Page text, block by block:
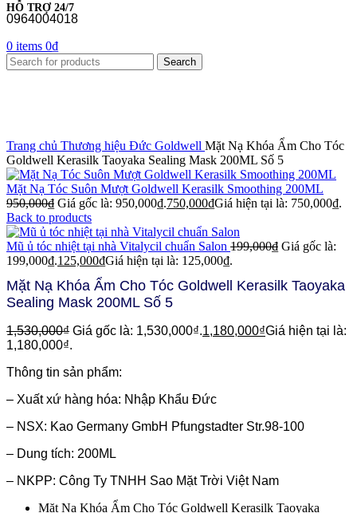
HỖ TRỢ 24/7
0964004018
0 items 0₫
Search
Trang chủ Thương hiệu Đức Goldwell Mặt Nạ Khóa Ẩm Cho Tóc
Goldwell Kerasilk Taoyaka Sealing Mask 200ML Số 5
Mặt Nạ Tóc Suôn Mượt Goldwell Kerasilk Smoothing 200ML
950,000₫ Giá gốc là: 950,000₫.750,000₫Giá hiện tại là: 750,000₫.
Back to products
Mũ ủ tóc nhiệt tại nhà Vitalycil chuẩn Salon 199,000₫ Giá gốc là:
199,000₫.125,000₫Giá hiện tại là: 125,000₫.
Mặt Nạ Khóa Ẩm Cho Tóc Goldwell Kerasilk Taoyaka
Sealing Mask 200ML Số 5
1,530,000₫ Giá gốc là: 1,530,000₫.1,180,000₫Giá hiện tại là:
1,180,000₫.
Thông tin sản phẩm:
– Xuất xứ hàng hóa: Nhập Khẩu Đức
– NSX: Kao Germany GmbH Pfungstadter Str.98-100
– Dung tích: 200ML
– NKPP: Công Ty TNHH Sao Mặt Trời Việt Nam
Mặt Nạ Khóa Ẩm Cho Tóc Goldwell Kerasilk Taoyaka